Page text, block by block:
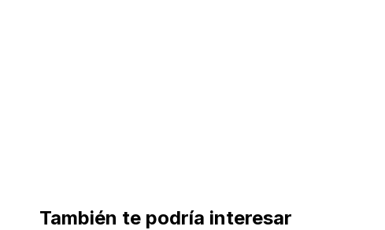
También te podría interesar